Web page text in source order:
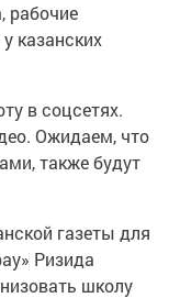
рабочие
казанских
в соцсетях.
Ожидаем, что
также будут
газеты для
Ризида
школу